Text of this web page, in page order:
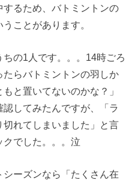
るため、バトミントンの
ことがあります。
の1人です。。。14時ごろ
らバトミントンの羽しか
と置いてないのかな？」
してみたんですが、「ラ
れてしまいました」と言
でした。。。泣
ーズンなら「たくさん在